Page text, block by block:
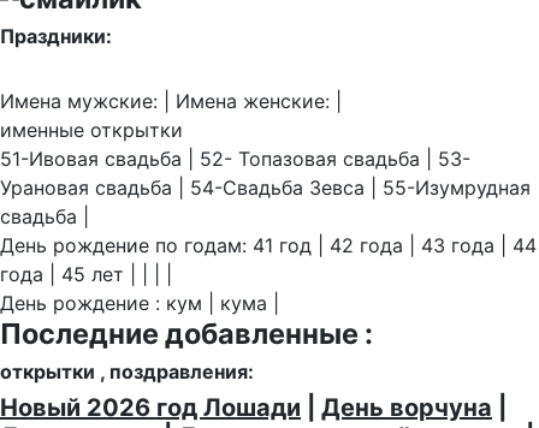
Праздники:
Имена мужские: | Имена женские: |
именные открытки
51-Ивовая свадьба | 52- Топазовая свадьба | 53-
Урановая свадьба | 54-Свадьба Зевса | 55-Изумрудная
свадьба |
День рождение по годам: 41 год | 42 года | 43 года | 44
года | 45 лет | | | |
День рождение : кум | кума |
Последние добавленные :
открытки , поздравления:
Новый 2026 год Лошади День ворчуна